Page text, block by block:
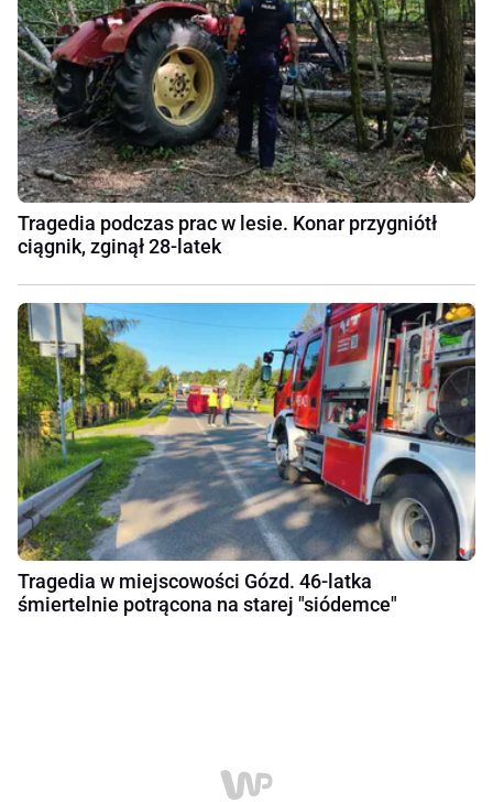
Tragedia podczas prac w lesie. Konar przygniótł
ciągnik, zginął 28-latek
Tragedia w miejscowości Gózd. 46-latka
śmiertelnie potrącona na starej "siódemce"